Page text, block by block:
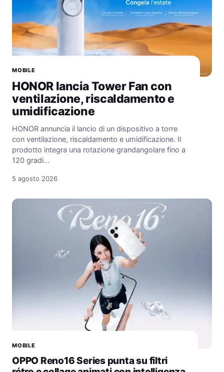
MOBILE
HONOR lancia Tower Fan con
ventilazione, riscaldamento e
umidificazione
HONOR annuncia il lancio di un dispositivo a torre
con ventilazione, riscaldamento e umidificazione. Il
prodotto integra una rotazione grandangolare fino a
120 gradi…
5 agosto 2026
MOBILE
OPPO Reno16 Series punta su filtri